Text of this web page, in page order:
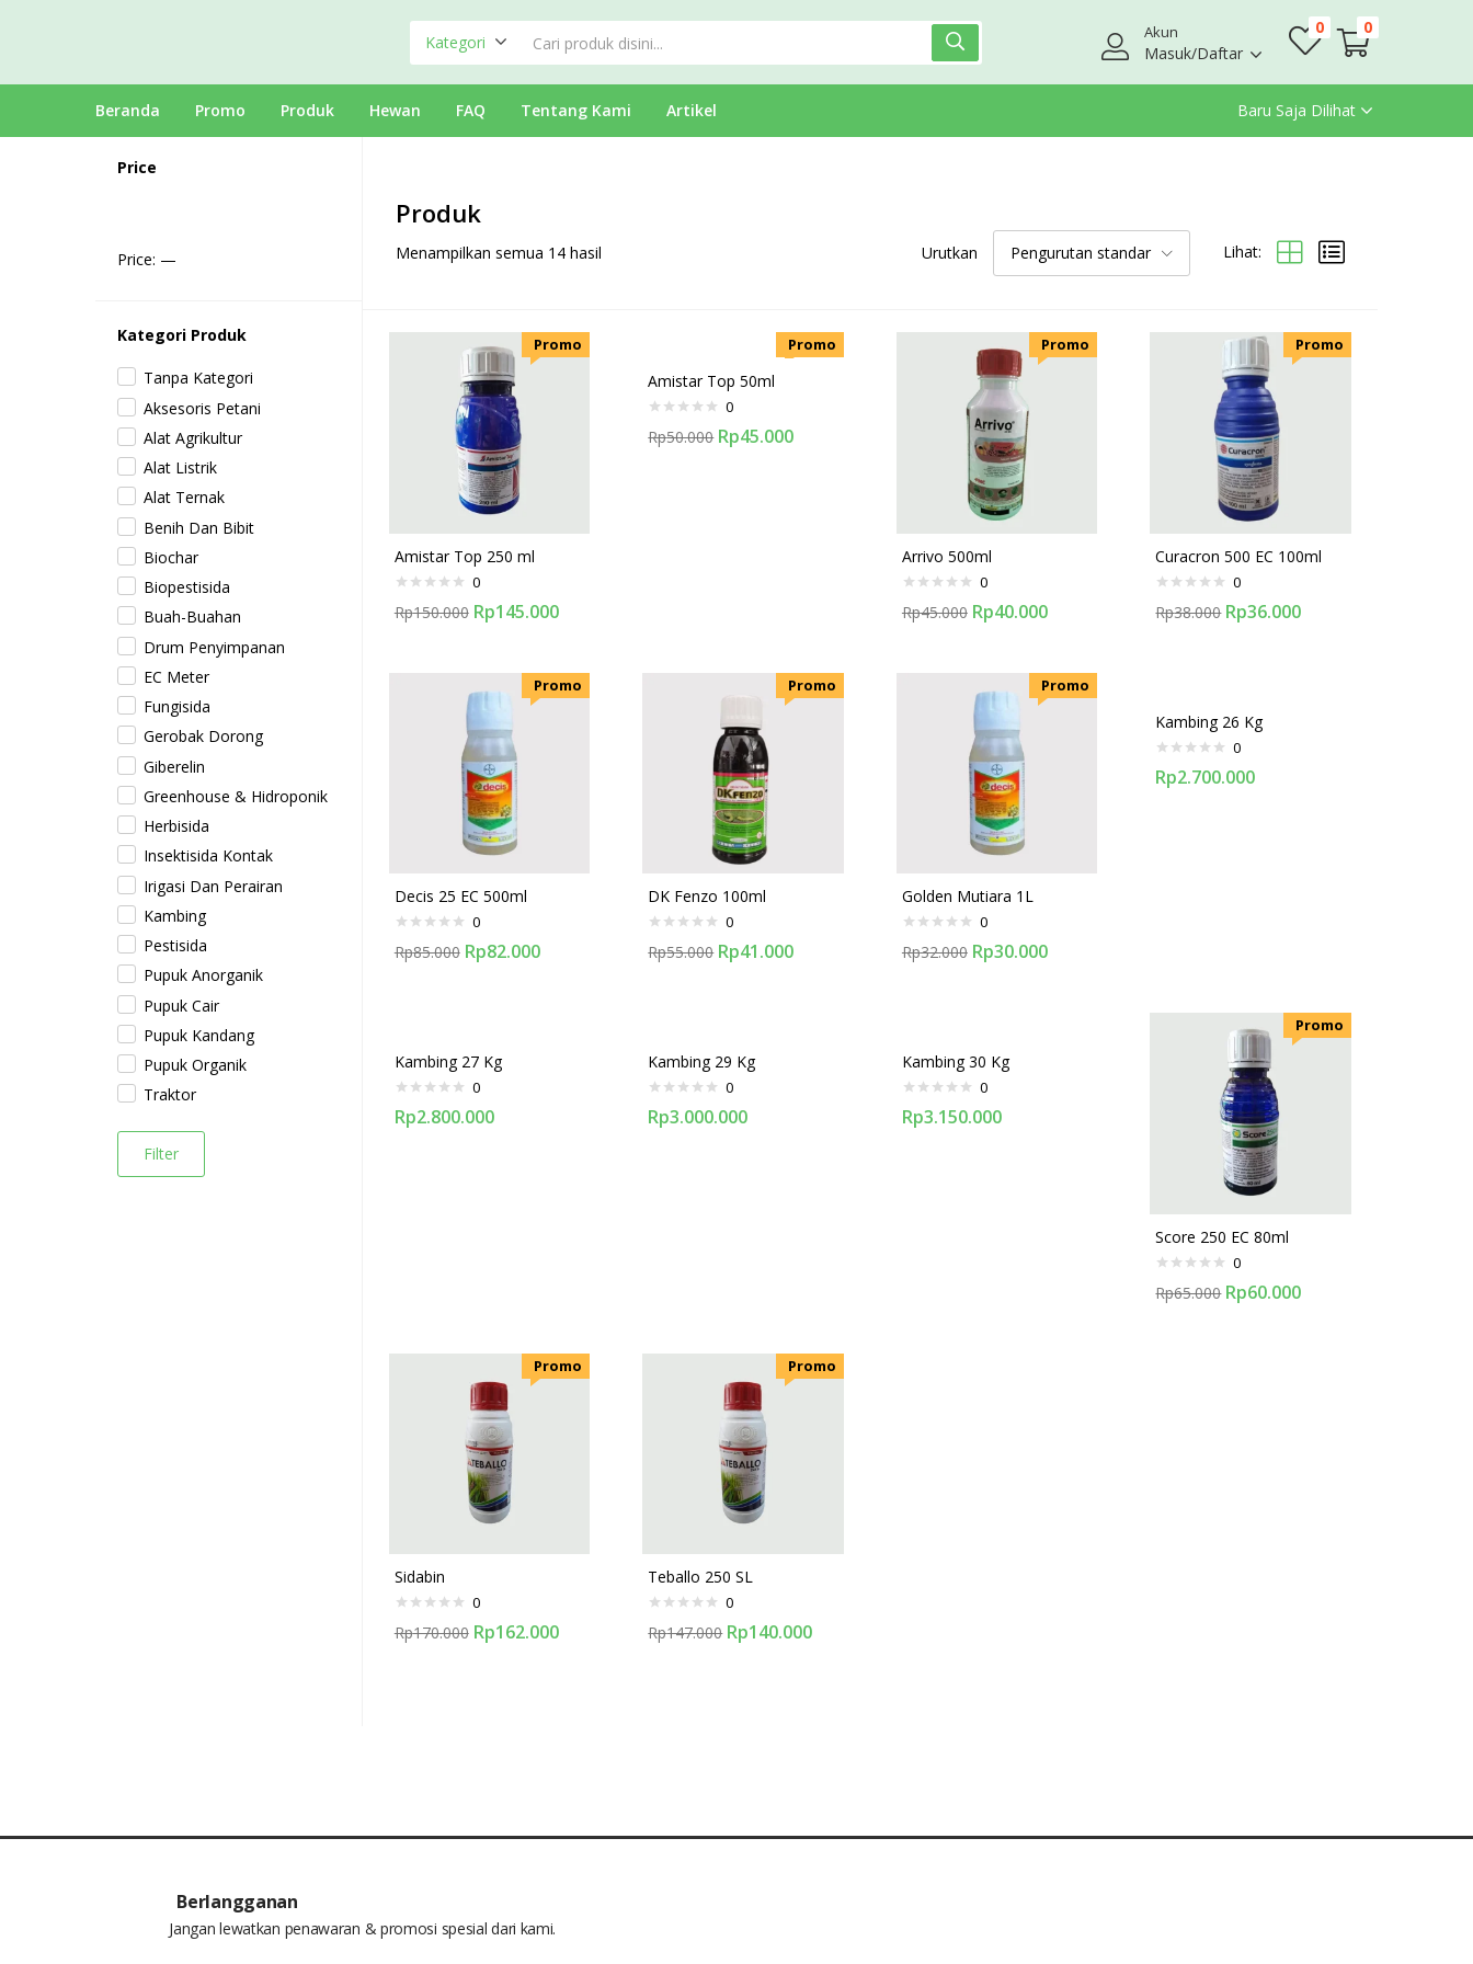
Kategori
Akun
Masuk/Daftar
0 0
Beranda Promo Produk Hewan FAQ Tentang Kami Artikel Baru Saja Dilihat
Price
Price: —
Kategori Produk
Tanpa Kategori
Aksesoris Petani
Alat Agrikultur
Alat Listrik
Alat Ternak
Benih Dan Bibit
Biochar
Biopestisida
Buah-Buahan
Drum Penyimpanan
EC Meter
Fungisida
Gerobak Dorong
Giberelin
Greenhouse & Hidroponik
Herbisida
Insektisida Kontak
Irigasi Dan Perairan
Kambing
Pestisida
Pupuk Anorganik
Pupuk Cair
Pupuk Kandang
Pupuk Organik
Traktor
Filter
Produk
Menampilkan semua 14 hasil Urutkan Pengurutan standar Lihat:
.Promo
Amistar Top 250 ml
0
Rp150.000 Rp145.000
.Promo
Amistar Top 50ml
0
Rp50.000 Rp45.000
.Promo
Arrivo 500ml
0
Rp45.000 Rp40.000
.Promo
Curacron 500 EC 100ml
0
Rp38.000 Rp36.000
.Promo
Decis 25 EC 500ml
0
Rp85.000 Rp82.000
.Promo
DK Fenzo 100ml
0
Rp55.000 Rp41.000
.Promo
Golden Mutiara 1L
0
Rp32.000 Rp30.000
Kambing 26 Kg
0
Rp2.700.000
Kambing 27 Kg
0
Rp2.800.000
Kambing 29 Kg
0
Rp3.000.000
Kambing 30 Kg
0
Rp3.150.000
.Promo
Score 250 EC 80ml
0
Rp65.000 Rp60.000
.Promo
Sidabin
0
Rp170.000 Rp162.000
.Promo
Teballo 250 SL
0
Rp147.000 Rp140.000
Berlangganan
Jangan lewatkan penawaran & promosi spesial dari kami.